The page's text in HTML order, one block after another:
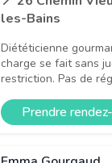
les-Bains
Diététicienne
charge se fait sans
restriction. Pas de
Prendre